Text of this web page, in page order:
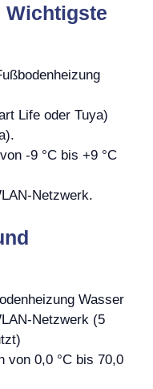
Wichtigste
Life oder Tuya)
-9 °C bis +9 °C
Netzwerk.
Wasser
Netzwerk (5
von 0,0 °C bis 70,0